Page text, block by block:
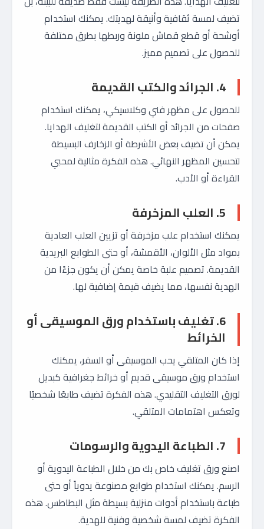
تضيف لمسة ثقافية وأنيقة لهديتك. يمكنك استخدام
أوشحة أو قطع قماش ملونة وربطها بطرق مختلفة
للحصول على تصميم مميز.
4. الجرائد والكتب القديمة
للحصول على مظهر فني وكلاسيكي، يمكنك استخدام
صفحات من الجرائد أو الكتب القديمة لتغليف الهدايا.
يمكن أن تضيف بعض الأشرطة أو الزخارف البسيطة
لتحسين المظهر النهائي. هذه الفكرة مثالية لمحبي
القراءة أو الأدب.
5. العلب المزخرفة
يمكنك استخدام علب مزخرفة أو تزيين العلب العادية
بمواد مثل الألوان، الأقمشة، أو حتى الطوابع البريدية
القديمة. تصميم علبة خاصة يمكن أن يكون جزءًا من
الهدية نفسها، مما يضيف قيمة إضافية لها.
6. تغليف باستخدام ورق الموسيقى أو
الخرائط
إذا كان المتلقي يحب الموسيقى أو السفر، يمكنك
استخدام ورق موسيقى قديم أو خرائط جغرافية كبديل
لورق التغليف التقليدي. هذه الفكرة تضيف طابعًا شخصيًا
وتعكس اهتمامات المتلقي.
7. الطباعة اليدوية والرسومات
اصنع ورق تغليف خاص بك من خلال الطباعة اليدوية أو
الرسم. يمكنك استخدام طوابع مصنوعة يدوياً أو حتى
طباعة باستخدام أدوات منزلية بسيطة مثل البطاطس. هذه
الفكرة تضيف لمسة شخصية وفنية للهدية.